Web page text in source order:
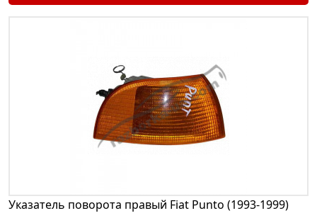
Указатель поворота правый Fiat Punto (1993-1999)